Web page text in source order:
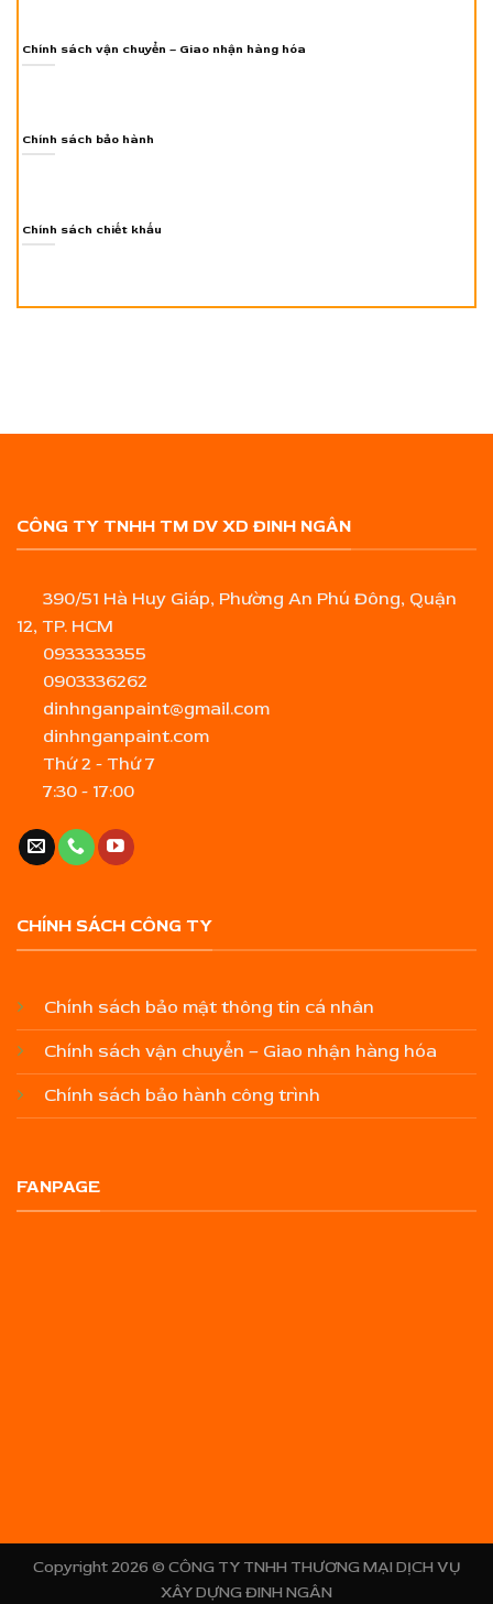
Chính sách vận chuyển – Giao nhận hàng hóa
Chính sách bảo hành
Chính sách chiết khấu
CÔNG TY TNHH TM DV XD ĐINH NGÂN
390/51 Hà Huy Giáp, Phường An Phú Đông, Quận
12, TP. HCM
0933333355
0903336262
dinhnganpaint@gmail.com
dinhnganpaint.com
Thứ 2 - Thứ 7
7:30 - 17:00
CHÍNH SÁCH CÔNG TY
Chính sách bảo mật thông tin cá nhân
Chính sách vận chuyển – Giao nhận hàng hóa
Chính sách bảo hành công trình
FANPAGE
Copyright 2026 © CÔNG TY TNHH THƯƠNG MẠI DỊCH VỤ
XÂY DỰNG ĐINH NGÂN